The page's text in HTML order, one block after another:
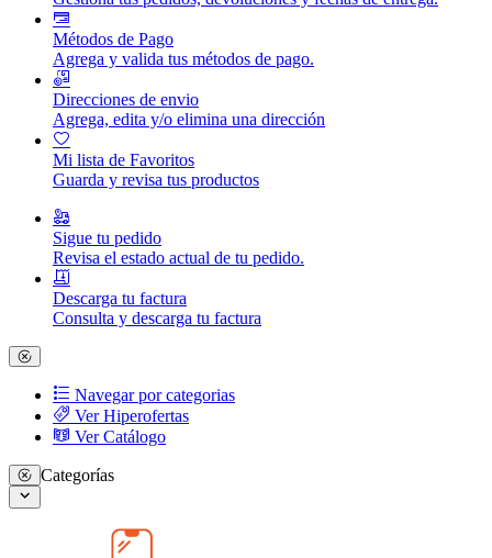
Métodos de Pago
Agrega y valida tus métodos de pago.
Direcciones de envio
Agrega, edita y/o elimina una dirección
Mi lista de Favoritos
Guarda y revisa tus productos
Sigue tu pedido
Revisa el estado actual de tu pedido.
Descarga tu factura
Consulta y descarga tu factura
Navegar por categorias
Ver Hiperofertas
Ver Catálogo
Categorías